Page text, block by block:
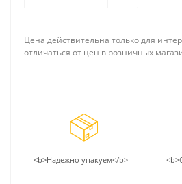
Цена действительна только для
отличаться от цен в розничных
<b>Надежно упакуем</b>